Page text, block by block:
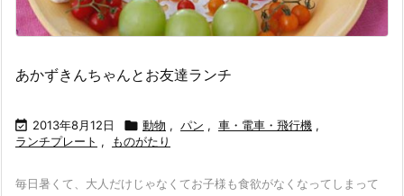
あかずきんちゃんとお友達ランチ
 2013年8月12日  動物 , パン , 車・電車・飛行機 ,
ランチプレート , ものがたり
毎日暑くて、大人だけじゃなくてお子様も食欲がなくなってしまって